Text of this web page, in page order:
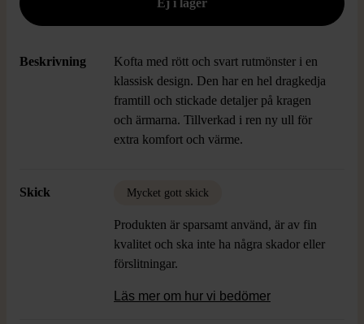
Beskrivning
Kofta med rött och svart rutmönster i en
klassisk design. Den har en hel dragkedja
framtill och stickade detaljer på kragen
och ärmarna. Tillverkad i ren ny ull för
extra komfort och värme.
Skick Mycket gott skick
Produkten är sparsamt använd, är av fin
kvalitet och ska inte ha några skador eller
förslitningar.
Läs mer om hur vi bedömer